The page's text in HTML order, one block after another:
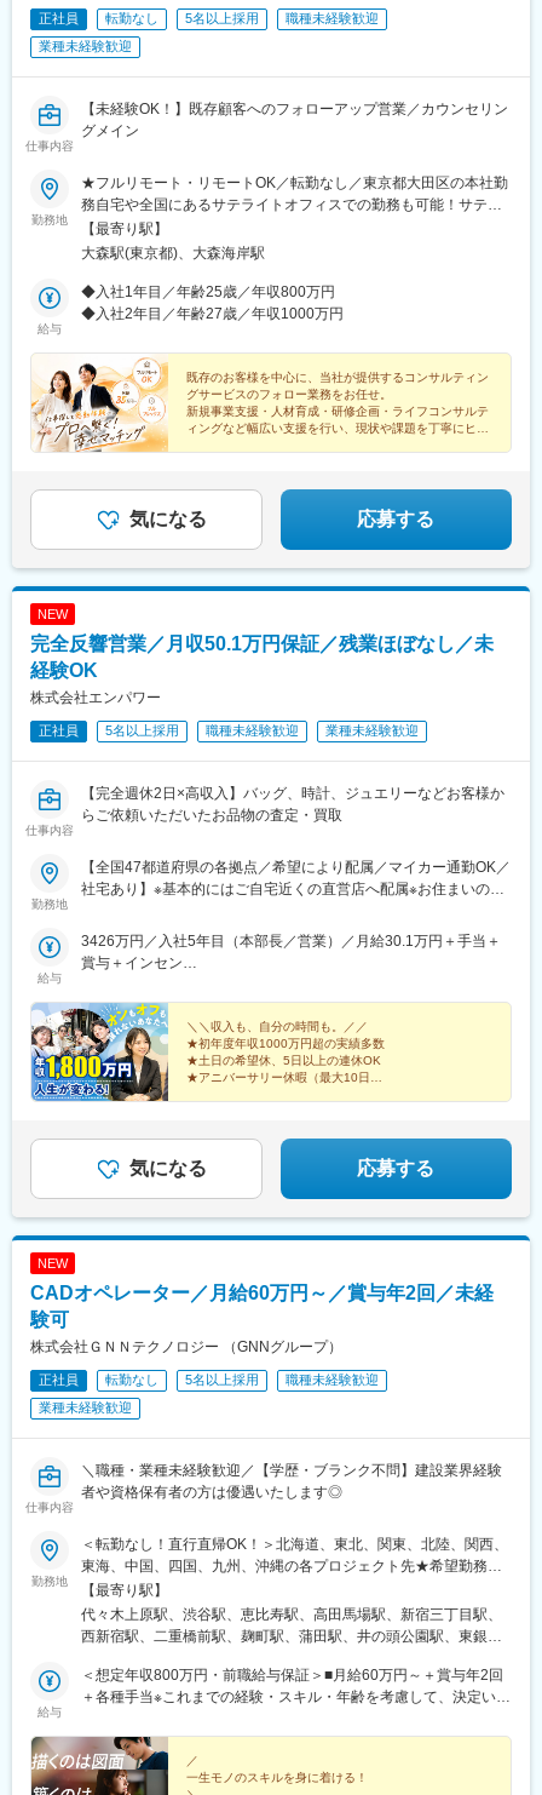
正社員 転勤なし 5名以上採用
職種未経験歓迎
業種未経験歓迎
仕事内容
【未経験OK！】既存顧客へのフォローアップ営業／カウンセリン
グメイン
勤務地
★フルリモート・リモートOK／転勤なし／東京都大田区の本社勤
務自宅や全国にあるサテライトオフィスでの勤務も可能！サテラ
イトオフィスは駅から徒歩5分ほどの立地で好アクセス！好きな場
所を選んで、自由にテレワークもできます。居住はどこでもOK！
【最寄り駅】
大森駅(東京都)、大森海岸駅
給与
◆入社1年目／年齢25歳／年収800万円
◆入社2年目／年齢27歳／年収1000万円
既存のお客様を中心に、当社が提供するコンサルティン
グサービスのフォロー業務をお任せ。
新規事業支援・人材育成・研修企画・ライフコンサルテ
ィングなど幅広い支援を行い、現状や課題を丁寧にヒア
気になる 応募する
NEW
完全反響営業／月収50.1万円保証／残業ほぼなし／未
経験OK
株式会社エンパワー
正社員 5名以上採用 職種未経験歓迎 業種未経験歓迎
仕事内容
【完全週休2日×高収入】バッグ、時計、ジュエリーなどお客様か
らご依頼いただいたお品物の査定・買取
勤務地
【全国47都道府県の各拠点／希望により配属／マイカー通勤OK／
社宅あり】※基本的にはご自宅近くの直営店へ配属※お住まいのエ
経験を積んでいただく可能性あり★U・Iターン歓迎 ★マイカー
通勤OK（規定あり。詳細はお問い合わせください）＜勤務エリア
一覧＞◆北海道・東北北海道・青森県・岩手県・秋田県・宮城
茨城県・栃木県・群馬県◆中部山梨県・新潟県・富山県・石川
県・福井県・長野県・岐阜県・静岡県・愛知県・三重県◆近畿滋
賀県・京都府・大阪府・兵庫県・和歌山県・奈良県◆中国・四国
鳥取県・島根県・岡山県・広島県・山口県・香川県・愛媛県・高
知県・徳島県◆九州・沖縄福岡県・佐賀県・長崎県・熊本県・大
「ららぽーと」「イトーヨーカドー」「ダイナシティ」など大型
ショッピングモールにも続々出店！商業施設での買い物ついで
に、気軽に当店に立ち寄る方が増加中。さらなる企業拡大を目指
しています。
給与
3426万円／入社5年目（本部長／営業）／月給30.1万円＋手当＋
賞与＋インセン
賞与＋インセン
＼＼収入も、自分の時間も。／／
★初年度年収1000万円超の実績多数
★土日の希望休、5日以上の連休OK
★アニバーサリー休暇（最大10日）
気になる 応募する
NEW
CADオペレーター／月給60万円～／賞与年2回／未経
験可
株式会社ＧＮＮテクノロジー （GNNグループ）
正社員 転勤なし 5名以上採用
職種未経験歓迎
業種未経験歓迎
仕事内容
＼職種・業種未経験歓迎／【学歴・ブランク不問】建設業界経験
者や資格保有者の方は優遇いたします◎
勤務地
＜転勤なし！直行直帰OK！＞北海道、東北、関東、北陸、関西、
東海、中国、四国、九州、沖縄の各プロジェクト先★希望勤務
地・通勤時間を考慮いたします！★直行直帰OK★U・Iターン歓
迎！住宅手当あり★転居を伴う転勤はありません北海道東北／青
森県・岩手県・宮城県・秋田県・山形県・福島県関東／東京、神
川、福井、新潟県、長野県、山梨県関西／大阪、京都、滋賀、兵
庫、奈良、和歌山東海／愛知、静岡、三重、岐阜中国・四国／鳥
岡、佐賀、長崎、熊本、大分、宮崎、鹿児島、沖縄＼広島にてビ
ッグプロジェクト始動！／裁量のあるポジションをお任せ◎より
高待遇をご用意しております。ご希望の方は面接にてお気軽にご
【最寄り駅】
代々木上原駅、渋谷駅、恵比寿駅、高田馬場駅、新宿三丁目駅、
西新宿駅、二重橋前駅、麹町駅、蒲田駅、井の頭公園駅、東銀座
船堀駅、押上駅、木場駅(東京都)、清澄白河駅、有楽町駅、豊洲
駅、南砂町駅、三田駅(東京都)、森下駅(東京都)、高輪台駅、新木
駅、テレコムセンター駅、六本木駅、田町駅(東京都)、白金高輪
駅、高輪ゲートウェイ駅、神谷町駅、外苑前駅、国立駅、南新宿
駅、初台駅、千駄ケ谷駅、曙橋駅、国立競技場駅、四谷三丁目
給与
＜想定年収800万円・前職給与保証＞■月給60万円～＋賞与年2回
＋各種手当※これまでの経験・スキル・年齢を考慮して、決定いた
年齢、経験、能力、適性を考慮して、支給額を決定します。ーー
ーーーーーーーーーーーーーーーーーーーーーーーーーーーーー
ーー■未経験者は月給35万円～＋賞与年2回＋各種手当 ※これま
／
一生モノのスキルを身に着ける！